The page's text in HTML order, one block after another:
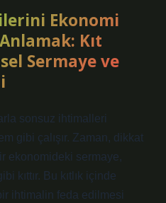
Ekonomi
Kıt
Sermaye ve
sonsuz ihtimalleri
gibi çalışır. Zaman, dikkat
ekonomideki sermaye,
kıttır. Bu kıtlık içinde
ihtimalin feda edilmesi